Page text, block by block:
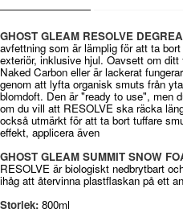
GHOST GLEAM RESOLVE
avfettning som är lämplig för att ta
exteriör, inklusive hjul. Oavsett om
Naked Carbon eller är lackerat
genom att lyfta organisk smuts från
blomdoft. Den är "ready to use", men
om du vill att RESOLVE ska räcka
också utmärkt för att ta bort tuffare
effekt, applicera även
GHOST GLEAM SUMMIT SNOW
RESOLVE är biologiskt nedbrytbart
ihåg att återvinna plastflaskan på ett
Storlek: 800ml